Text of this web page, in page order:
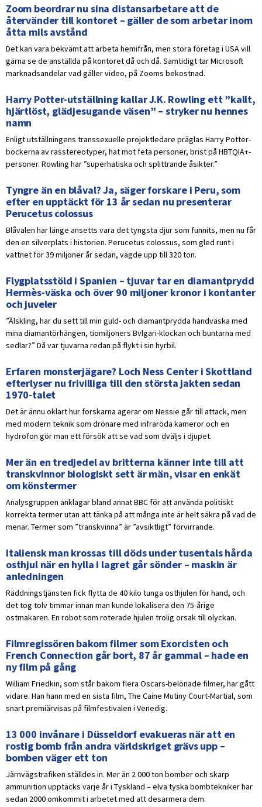
Zoom beordrar nu sina distansarbetare att de
återvänder till kontoret – gäller de som arbetar inom
åtta mils avstånd
Det kan vara bekvämt att arbeta hemifrån, men stora företag i USA vill
gärna se de anställda på kontoret då och då. Samtidigt tar Microsoft
marknadsandelar vad gäller video, på Zooms bekostnad.
Harry Potter-utställning kallar J.K. Rowling ett ”kallt,
hjärtlöst, glädjesugande väsen” – stryker nu hennes
namn
Enligt utställningens transsexuelle projektledare präglas Harry Potter-
böckerna av rasstereotyper, hat mot feta personer, brist på HBTQIA+-
personer. Rowling har ”superhatiska och splittrande åsikter.”
Tyngre än en blåval? Ja, säger forskare i Peru, som
efter en upptäckt för 13 år sedan nu presenterar
Perucetus colossus
Blåvalen har länge ansetts vara det tyngsta djur som funnits, men nu får
den en silverplats i historien. Perucetus colossus, som gled runt i
vattnet för 39 miljoner år sedan, vägde upp till 320 ton.
Flygplatsstöld i Spanien – tjuvar tar en diamantprydd
Hermès-väska och över 90 miljoner kronor i kontanter
och juveler
”Älskling, har du sett till min guld- och diamantprydda handväska med
mina diamantörhängen, tiomiljoners Bvlgari-klockan och buntarna med
sedlar?” Då var tjuvarna redan på flykt i sin hyrbil.
Erfaren monsterjägare? Loch Ness Center i Skottland
efterlyser nu frivilliga till den största jakten sedan
1970-talet
Det är ännu oklart hur forskarna agerar om Nessie går till attack, men
med modern teknik som drönare med infraröda kameror och en
hydrofon gör man ett försök att se vad som dväljs i djupet.
Mer än en tredjedel av britterna känner inte till att
transkvinnor biologiskt sett är män, visar en enkät
om könstermer
Analysgruppen anklagar bland annat BBC för att använda politiskt
korrekta termer utan att tänka på att många inte är helt säkra på vad de
menar. Termer som ”transkvinna” är ”avsiktligt” förvirrande.
Italiensk man krossas till döds under tusentals hårda
osthjul när en hylla i lagret går sönder – maskin är
anledningen
Räddningstjänsten fick flytta de 40 kilo tunga osthjulen för hand, och
det tog tolv timmar innan man kunde lokalisera den 75-årige
ostmakaren. En robot som roterade hjulen trolig orsak till olyckan.
Filmregissören bakom filmer som Exorcisten och
French Connection går bort, 87 år gammal – hade en
ny film på gång
William Friedkin, som står bakom flera Oscars-belönade filmer, har gått
vidare. Han hann med en sista film, The Caine Mutiny Court-Martial, som
snart premiärvisas på filmfestivalen i Venedig.
13 000 invånare i Düsseldorf evakueras när att en
rostig bomb från andra världskriget grävs upp –
bomben väger ett ton
Järnvägstrafiken ställdes in. Mer än 2 000 ton bomber och skarp
ammunition upptäcks varje år i Tyskland – elva tyska bombtekniker har
sedan 2000 omkommit i arbetet med att desarmera dem.